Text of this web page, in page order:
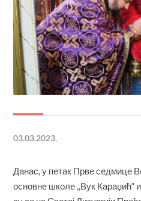
03.03.2023.
Данас, у петак Прве седмице
основне школе ,,Вук Караџић“